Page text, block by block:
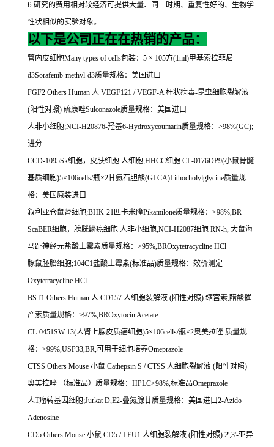
6.研究的费用相对较经济可提供大量、同一时期、重复性好的、生物学
性状相似的实验对象。
以下是公司正在在热销的产品：
管内皮细胞Many types of cells包装： 5 × 105方(1ml)甲基索拉菲尼-
d3Sorafenib-methyl-d3质量规格：美国进口
FGF2 Others Human 人 VEGF121 / VEGF-A杆状病毒-昆虫细胞裂解液
(阳性对照) 硫康唑Sulconazole质量规格：美国进口
人非小细胞;NCI-H20876-羟基6-Hydroxycoumarin质量规格： >98%(GC);
进分
CCD-1095Sk细胞，皮肤细胞 人细胞,HHCC细胞 CL-0176OP9(小鼠骨髓
基质细胞)5×106cells/瓶×2甘氨石胆酸(GLCA)Lithocholylglycine质量规
格：美国原装进口
叙利亚仓鼠肾细胞;BHK-21匹卡米隆Pikamilone质量规格： >98%,BR
ScaBER细胞，膀胱鳞癌细胞 人非小细胞,NCI-H2087细胞 RN-h, 大鼠海
马趾神经元盐酸土霉素质量规格： >95%,BROxytetracycline HCl
豚鼠胚胎细胞;104C1盐酸土霉素(标准品)质量规格：效价测定
Oxytetracycline HCl
BST1 Others Human 人 CD157 人细胞裂解液 (阳性对照) 缩宫素,醋酸催
产素质量规格： >97%,BROxytocin Acetate
CL-0451SW-13(人肾上腺皮质癌细胞)5×106cells/瓶×2奥美拉唑 质量规
格： >99%,USP33,BR,可用于细胞培养Omeprazole
CTSS Others Mouse 小鼠 Cathepsin S / CTSS 人细胞裂解液 (阳性对照)
奥美拉唑
（标准品）质量规格： HPLC>98%,标准品Omeprazole
人T瘤转基因细胞;Jurkat D,E2-叠氮腺苷质量规格：美国进口2-Azido
Adenosine
CD5 Others Mouse 小鼠 CD5 / LEU1 人细胞裂解液 (阳性对照) 2',3'-亚异